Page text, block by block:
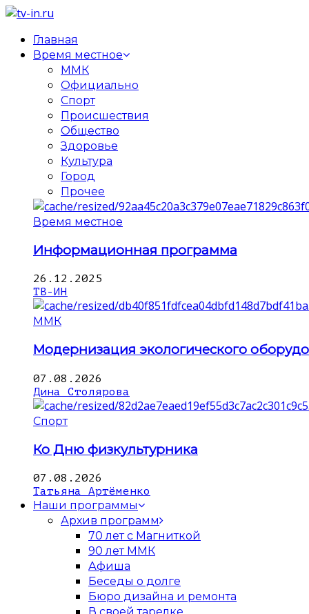
Главная
Время местное
ММК
Официально
Спорт
Происшествия
Общество
Здоровье
Культура
Город
Прочее
Время местное
Информационная программа
26.12.2025
ТВ-ИН
ММК
Модернизация экологического
07.08.2026
Дина Столярова
Спорт
Ко Дню физкультурника
07.08.2026
Татьяна Артёменко
Наши программы
Архив программ
70 лет с Магниткой
90 лет ММК
Афиша
Беседы о долге
Бюро дизайна и ремонта